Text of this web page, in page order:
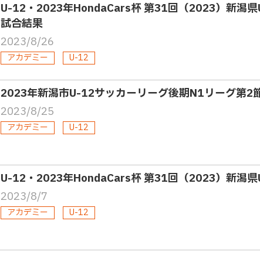
U-12・2023年HondaCars杯 第31回（2023）新潟県
試合結果
2023/8/26
アカデミー U-12
2023年新潟市U-12サッカーリーグ後期N1リーグ第
2023/8/25
アカデミー U-12
U-12・2023年HondaCars杯 第31回（2023）新潟
2023/8/7
アカデミー U-12